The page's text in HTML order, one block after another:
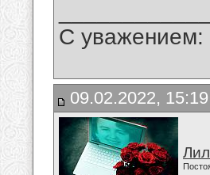
С уважением:
09.02.2022, 15:19